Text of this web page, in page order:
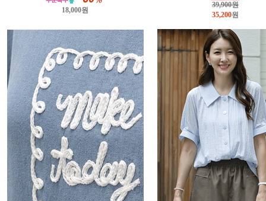
18,000원
39,900원
35,200원